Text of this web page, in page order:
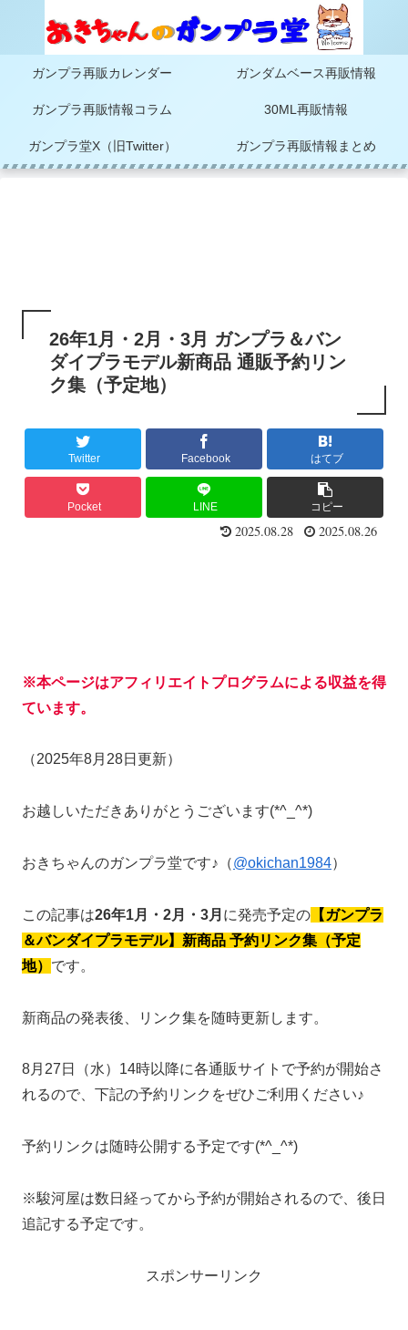
ガンプラ再販カレンダー ガンダムベース再販情報
ガンプラ再販情報コラム 30ML再販情報
ガンプラ堂X（旧Twitter） ガンプラ再販情報まとめ
26年1月・2月・3月 ガンプラ＆バン
ダイプラモデル新商品 通販予約リン
ク集（予定地）
Twitter Facebook はてブ
Pocket LINE コピー
2025.08.28 2025.08.26
※本ページはアフィリエイトプログラムによる収益を得
ています。
（2025年8月28日更新）
お越しいただきありがとうございます(*^_^*)
おきちゃんのガンプラ堂です♪（@okichan1984）
この記事は26年1月・2月・3月 に発売予定の 【ガンプラ
＆バンダイプラモデル】新商品 予約リンク集（予定
地） です。
新商品の発表後、リンク集を随時更新します。
8月27日（水）14時以降に各通販サイトで予約が開始さ
れるので、下記の予約リンクをぜひご利用ください♪
予約リンクは随時公開する予定です(*^_^*)
※駿河屋は数日経ってから予約が開始されるので、後日
追記する予定です。
スポンサーリンク